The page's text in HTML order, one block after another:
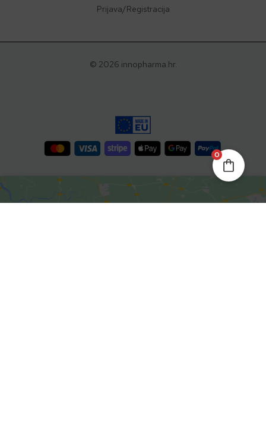
Prijava/Registracija
© 2026 innopharma.hr.
0